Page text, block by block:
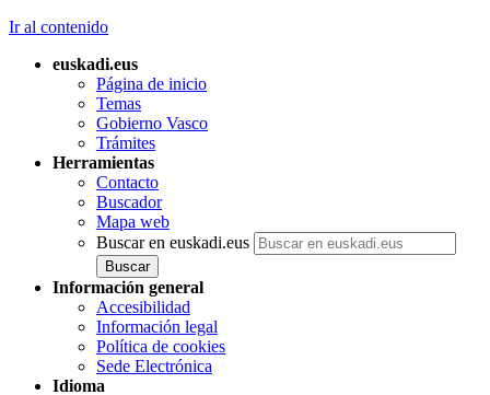
Ir al contenido
euskadi.eus
Página de inicio
Temas
Gobierno Vasco
Trámites
Herramientas
Contacto
Buscador
Mapa web
Buscar en euskadi.eus
Información general
Accesibilidad
Información legal
Política de cookies
Sede Electrónica
Idioma